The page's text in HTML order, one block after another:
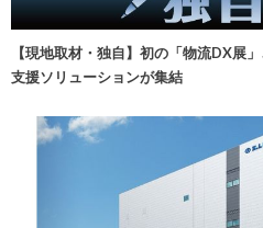
【現地取材・独自】初の「物流DX展
支援ソリューションが集結